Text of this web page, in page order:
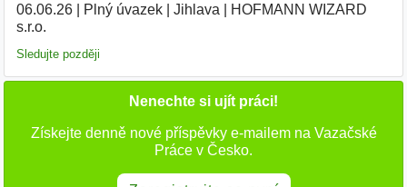
06.06.26| Plný úvazek| Jihlava
HOFMANN WIZARD
s.r.o.
Sledujte později
Nenechte si ujít práci!
Získejte denně nové příspěvky e-mailem na Vazačské
Práce v Česko.